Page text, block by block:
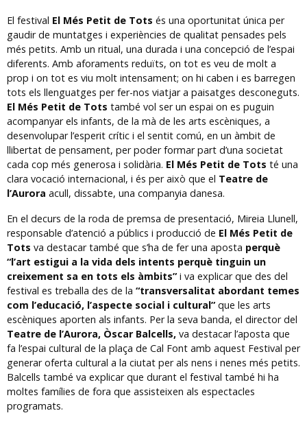
El festival El Més Petit de Tots és una oportunitat única per
gaudir de muntatges i experiències de qualitat pensades pels
més petits. Amb un ritual, una durada i una concepció de l’espai
diferents. Amb aforaments reduïts, on tot es veu de molt a
prop i on tot es viu molt intensament; on hi caben i es barregen
tots els llenguatges per fer-nos viatjar a paisatges desconeguts.
El Més Petit de Tots també vol ser un espai on es puguin
acompanyar els infants, de la mà de les arts escèniques, a
desenvolupar l’esperit crític i el sentit comú, en un àmbit de
llibertat de pensament, per poder formar part d’una societat
cada cop més generosa i solidària. El Més Petit de Tots té una
clara vocació internacional, i és per això que el Teatre de
l’Aurora acull, dissabte, una companyia danesa.
En el decurs de la roda de premsa de presentació, Mireia Llunell,
responsable d’atenció a públics i producció de El Més Petit de
Tots va destacar també que s’ha de fer una aposta perquè
“l’art estigui a la vida dels intents perquè tinguin un
creixement sa en tots els àmbits”i va explicar que des del
festival es treballa des de la “transversalitat abordant temes
com l’educació, l’aspecte social i cultural”que les arts
escèniques aporten als infants. Per la seva banda, el director del
Teatre de l’Aurora, Òscar Balcells, va destacar l’aposta que
fa l’espai cultural de la plaça de Cal Font amb aquest Festival per
generar oferta cultural a la ciutat per als nens i nenes més petits.
Balcells també va explicar que durant el festival també hi ha
moltes famílies de fora que assisteixen als espectacles
programats.